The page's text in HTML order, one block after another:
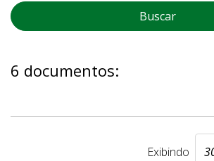
Buscar
6 documentos:
Exibindo